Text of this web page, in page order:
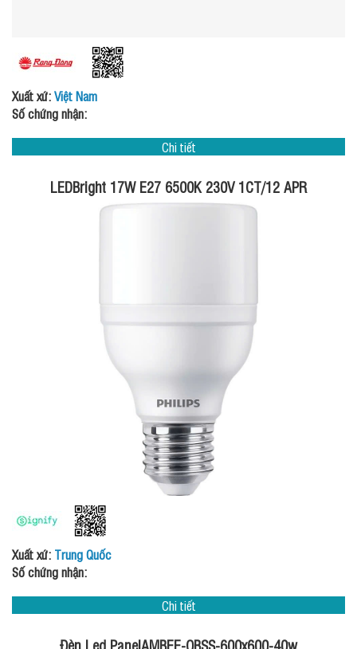
Xuất xứ:Việt Nam
Số chứng nhận:
Chi tiết
LEDBright 17W E27 6500K 230V 1CT/12 APR
Xuất xứ: Trung Quốc
Số chứng nhận:
Chi tiết